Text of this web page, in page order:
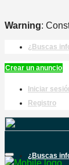
Warning:
¿Buscas
Crear un anuncio
Iniciar
Registro
¿Buscas